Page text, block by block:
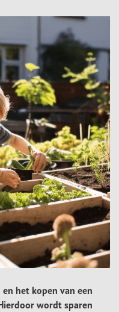
het kopen van een
wordt sparen